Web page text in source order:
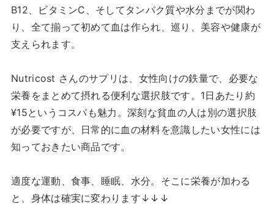
B12、ビタミンC、そしてタンパク質や水分までが関わ
り、全て揃って初めて血は作られ、巡り、美容や健康が
支えられます。
Nutricost さんのサプリは、女性向けの鉄量で、必要な
栄養をまとめて摂れる便利な選択肢です。1日あたり約
¥15というコスパも魅力。深刻な貧血の人は別の選択肢
が必要ですが、日常的に血の材料を意識したい女性には
知っておきたい商品です。
適度な運動、食事、睡眠、水分。そこに栄養が加わる
と、身体は確実に変わります↓↓↓